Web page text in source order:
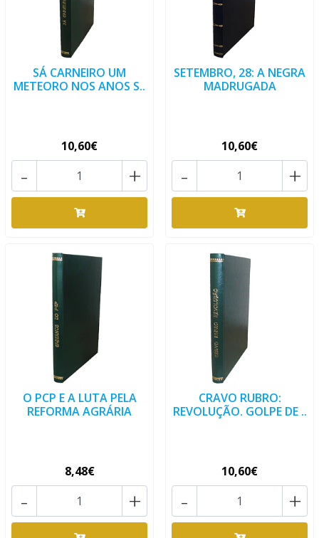
SÁ CARNEIRO UM
METEORO NOS ANOS S..
10,60€
+
-
SETEMBRO, 28: A NEGRA
MADRUGADA
10,60€
+
-
O PCP E A LUTA PELA
REFORMA AGRÁRIA
8,48€
+
-
CRAVO RUBRO:
REVOLUÇÃO. GOLPE DE ..
10,60€
+
-